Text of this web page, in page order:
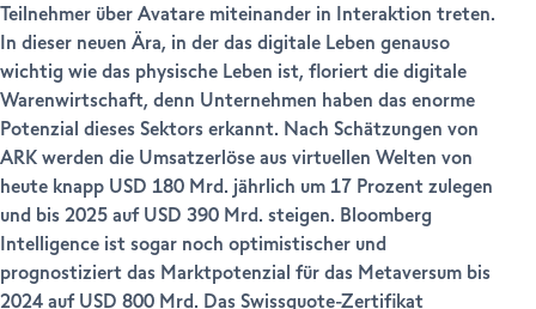
Teilnehmer über Avatare miteinander in Interaktion treten.
In dieser neuen Ära, in der das digitale Leben genauso
wichtig wie das physische Leben ist, floriert die digitale
Warenwirtschaft, denn Unternehmen haben das enorme
Potenzial dieses Sektors erkannt. Nach Schätzungen von
ARK werden die Umsatzerlöse aus virtuellen Welten von
heute knapp USD 180 Mrd. jährlich um 17 Prozent zulegen
und bis 2025 auf USD 390 Mrd. steigen. Bloomberg
Intelligence ist sogar noch optimistischer und
prognostiziert das Marktpotenzial für das Metaversum bis
2024 auf USD 800 Mrd. Das Swissquote-Zertifikat